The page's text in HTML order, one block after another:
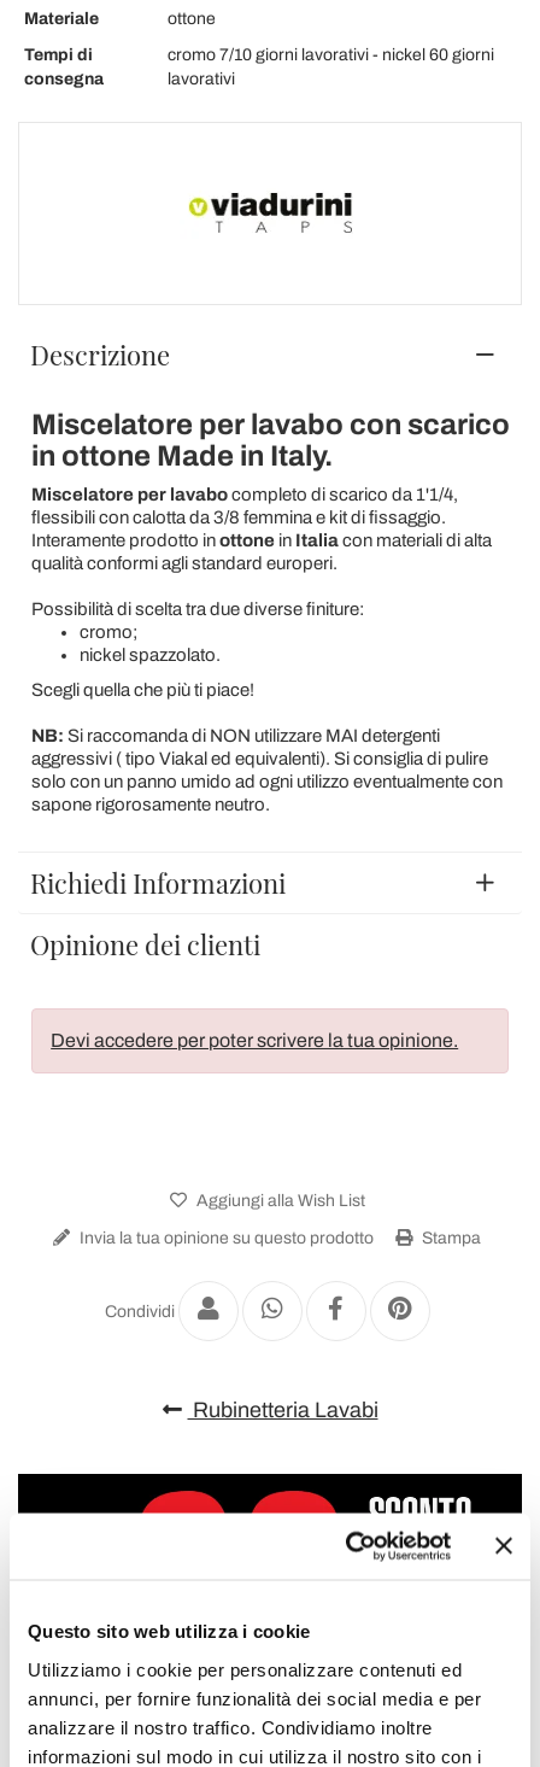
Questo sito web utilizza i cookie
Utilizziamo i cookie per personalizzare contenuti ed
annunci, per fornire funzionalità dei social media e per
analizzare il nostro traffico. Condividiamo inoltre
informazioni sul modo in cui utilizza il nostro sito con i
Materiale
ottone
Tempi di
consegna
cromo 7/10 giorni lavorativi - nickel 60 giorni
lavorativi
Descrizione
Miscelatore per lavabo con scarico
in ottone Made in Italy.
Miscelatore per lavabocompleto di scarico da 1'1/4,
flessibili con calotta da 3/8 femmina e kit di fissaggio.
Interamente prodotto inottone in Italiacon materiali di alta
qualità conformi agli standard europeri.
Possibilità di scelta tra due diverse finiture:
cromo;
nickel spazzolato.
Scegli quella che più ti piace!
NB: Si raccomanda di NON utilizzare MAI detergenti
aggressivi ( tipo Viakal ed equivalenti). Si consiglia di pulire
solo con un panno umido ad ogni utilizzo eventualmente con
sapone rigorosamente neutro.
Richiedi Informazioni
Opinione dei clienti
Devi accedere per poter scrivere la tua opinione.
Aggiungi alla Wish List
Invia la tua opinione su questo prodotto Stampa
Condividi
Rubinetteria Lavabi